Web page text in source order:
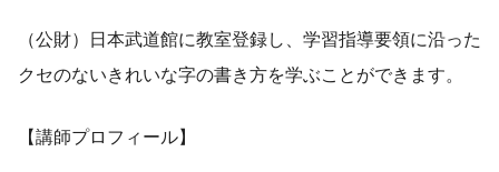
（公財）日本武道館に教室登録し、学習指導要領に沿った
クセのないきれいな字の書き方を学ぶことができます。
【講師プロフィール】